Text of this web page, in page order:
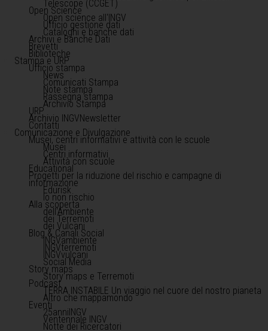
Telescope (CCGET)
Open Science
Open science all'INGV
Ufficio gestione dati
Cataloghi e banche dati
Archivi e Banche Dati
Brevetti
Biblioteche
Stampa e URP
Ufficio stampa
News
Comunicati Stampa
Note stampa
Rassegna stampa
Archivio Stampa
URP
Archivio INGVNewsletter
Contatti
Comunicazione e Divulgazione
Musei, centri informativi e attività con le scuole
Musei
Centri informativi
Attività con scuole
Educational
Progetti per la riduzione del rischio e campagne di
informazione
Edurisk
Io non rischio
Alla scoperta
dell'Ambiente
dei Terremoti
dei Vulcani
Blog & Canali Social
INGVambiente
INGVterremoti
INGVvulcani
Social Media
Story maps
Story maps e Terremoti
Podcast
TERRA INSTABILE Un viaggio nel cuore del nostro pianeta
Altro che mappamondo
Eventi
25anniINGV
Ventennale INGV
Notte dei Ricercatori